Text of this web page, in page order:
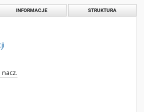
INFORMACJE STRUKTURA
nacz.